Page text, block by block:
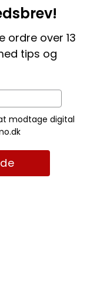
ordre over 13
tips og
modtage digital